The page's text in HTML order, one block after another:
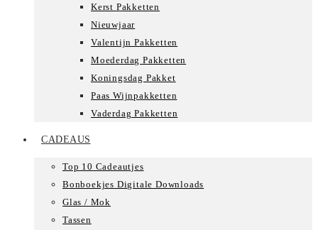
Kerst Pakketten
Nieuwjaar
Valentijn Pakketten
Moederdag Pakketten
Koningsdag Pakket
Paas Wijnpakketten
Vaderdag Pakketten
CADEAUS
Top 10 Cadeautjes
Bonboekjes Digitale Downloads
Glas / Mok
Tassen